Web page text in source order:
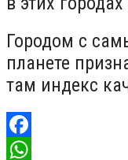
Городом с
планете
там индекс
Facebook